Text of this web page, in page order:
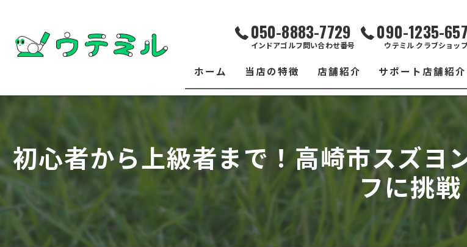
050-8883-7729
インドアゴルフ問い合わせ番号
090-1235-
ウテミル クラブショッ
ホーム 当店の特徴
練習場
フィッティング
店舗紹介
ウテミル 浦安駅前店
市原インドアゴルフ
ウテミルスクール高崎店
サポート店舗紹介
シミュレーションゴ
スズヨンゴルフクラブ
初心者から上級者まで！高崎市スズヨ
フに挑戦